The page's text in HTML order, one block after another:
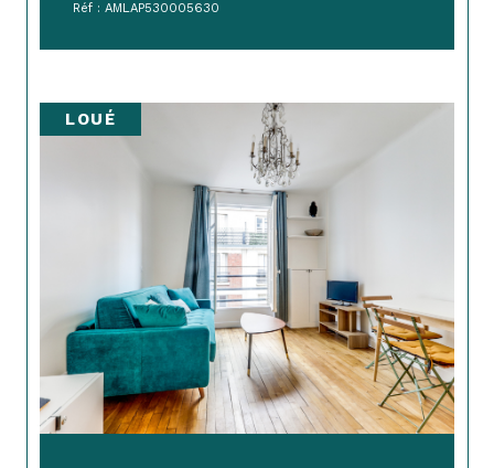
Réf : AMLAP530005630
LOUÉ